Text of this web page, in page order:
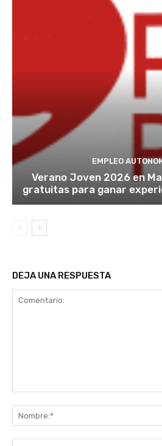
EMPLEO
Verano Joven 2026 en
gratuitas para ganar
DEJA UNA RESPUESTA